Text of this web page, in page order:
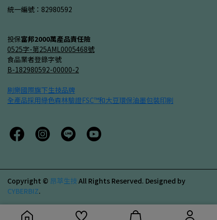
統一編號：82980592
投保富邦2000萬產品責任險
0525字-第25AML0005468號
食品業者登錄字號
B-182980592-00000-2
刷樂國際旗下生技品牌
全產品採用綠色森林驗證FSC™和大豆環保油墨包裝印刷
Copyright © 昂萃生技 All Rights Reserved. Designed by
CYBERBIZ.